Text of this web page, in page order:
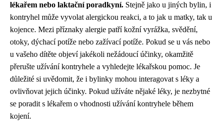
lékařem nebo laktační poradkyní. Stejně jako u jiných bylin, i
kontryhel může vyvolat alergickou reakci, a to jak u matky, tak u
kojence. Mezi příznaky alergie patří kožní vyrážka, svědění,
otoky, dýchací potíže nebo zažívací potíže. Pokud se u vás nebo
u vašeho dítěte objeví jakékoli nežádoucí účinky, okamžitě
přerušte užívání kontryhele a vyhledejte lékařskou pomoc. Je
důležité si uvědomit, že i bylinky mohou interagovat s léky a
ovlivňovat jejich účinky. Pokud užíváte nějaké léky, je nezbytné
se poradit s lékařem o vhodnosti užívání kontryhele během
kojení.